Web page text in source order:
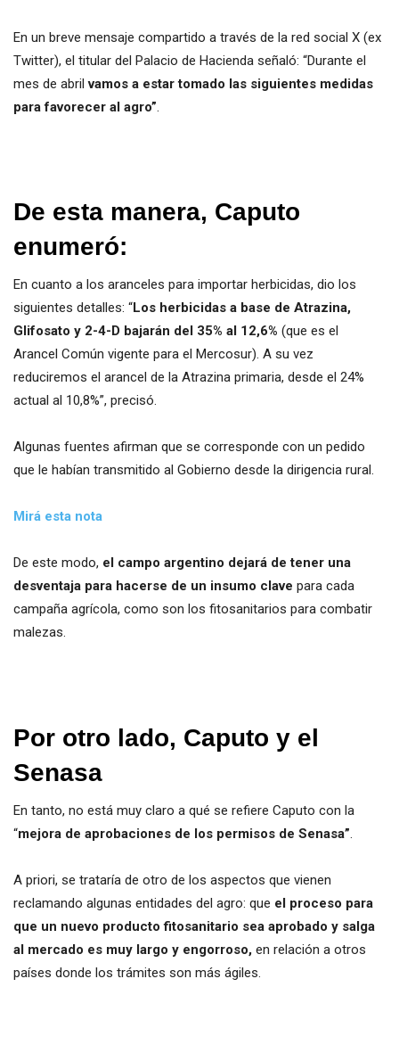
En un breve mensaje compartido a través de la red social X (ex
Twitter), el titular del Palacio de Hacienda señaló: “Durante el
mes de abrilvamos a estar tomado las siguientes medidas
para favorecer al agro”
De esta manera, Caputo
enumeró:
En cuanto a los aranceles para importar herbicidas, dio los
siguientes detalles: “Los herbicidas a base de Atrazina,
Glifosato y 2-4-D bajarán del 35% al 12,6% (que es el
Arancel Común vigente para el Mercosur). A su vez
reduciremos el arancel de la Atrazina primaria, desde el 24%
actual al 10,8%”, precisó.
Algunas fuentes afirman que se corresponde con un pedido
que le habían transmitido al Gobierno desde la dirigencia rural.
Mirá esta nota
De este modo, el campo argentino dejará de tener una
desventaja para hacerse de un insumo clave para cada
campaña agrícola, como son los fitosanitarios para combatir
malezas.
Por otro lado, Caputo y el
Senasa
En tanto, no está muy claro a qué se refiere Caputo con la
“mejora de aprobaciones de los permisos de Senasa”.
A priori, se trataría de otro de los aspectos que vienen
reclamando algunas entidades del agro: que el proceso para
que un nuevo producto fitosanitario sea aprobado y salga
al mercado es muy largo y engorroso, en relación a otros
países donde los trámites son más ágiles.